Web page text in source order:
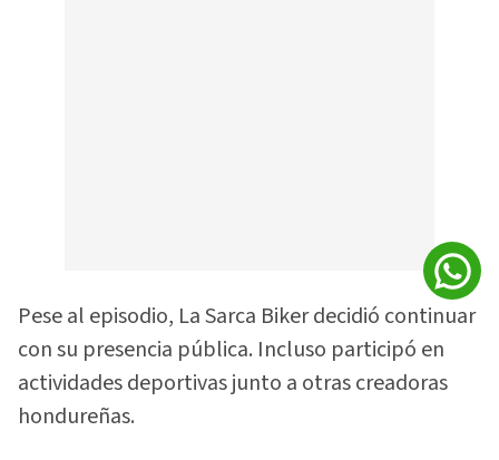
Pese al episodio, La Sarca Biker decidió continuar
con su presencia pública. Incluso participó en
actividades deportivas junto a otras creadoras
hondureñas.